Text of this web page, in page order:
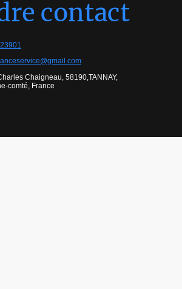
contact
Chaigneau, 58190,TANNAY,
comté, France